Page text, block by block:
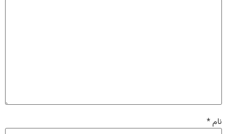
نام*